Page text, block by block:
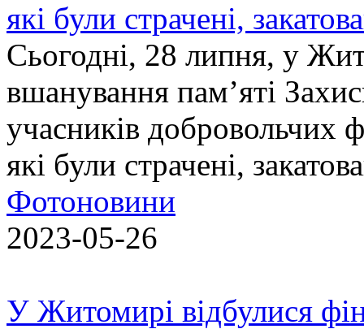
які були страчені,
Сьогодні, 28 липня, у
вшанування пам’яті
учасників добровольчих
які були страчені,
Фотоновини
2023-05-26
У Житомирі відбулися